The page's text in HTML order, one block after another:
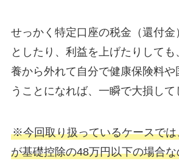
せっかく特定口座の税金（還付金
としたり、利益を上げたりして
養から外れて自分で健康保険料や
うことになれば、一瞬で大損して
※今回取り扱っているケースでは
が基礎控除の48万円以下の場合